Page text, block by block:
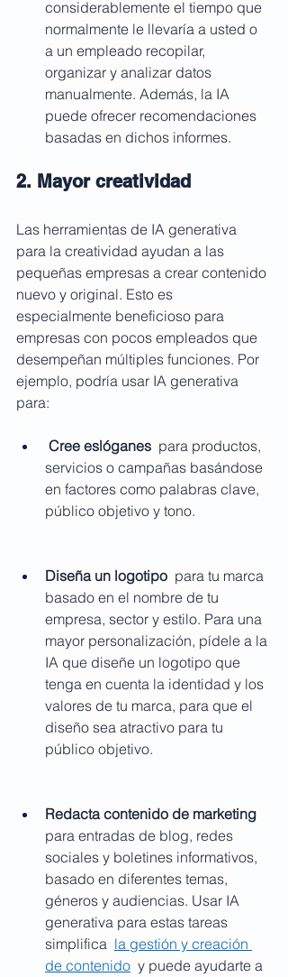
considerablemente el tiempo que
normalmente le llevaría a usted o
a un empleado recopilar,
organizar y analizar datos
manualmente. Además, la IA
puede ofrecer recomendaciones
basadas en dichos informes.
2. Mayor creatividad
Las herramientas de IA generativa
para la creatividad ayudan a las
pequeñas empresas a crear contenido
nuevo y original. Esto es
especialmente beneficioso para
empresas con pocos empleados que
desempeñan múltiples funciones. Por
ejemplo, podría usar IA generativa
para:
Cree eslóganes para productos,
servicios o campañas basándose
en factores como palabras clave,
público objetivo y tono.
Diseña un logotipo para tu marca
basado en el nombre de tu
empresa, sector y estilo. Para una
mayor personalización, pídele a la
IA que diseñe un logotipo que
tenga en cuenta la identidad y los
valores de tu marca, para que el
diseño sea atractivo para tu
público objetivo.
Redacta contenido de marketing
para entradas de blog, redes
sociales y boletines informativos,
basado en diferentes temas,
géneros y audiencias. Usar IA
generativa para estas tareas
simplifica la gestión y creación
de contenido y puede ayudarte a